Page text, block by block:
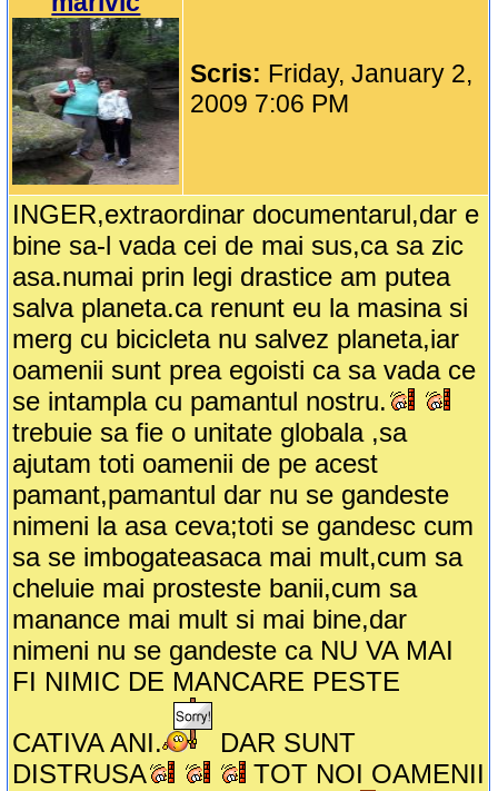
Scris: Friday, January 2,
2009 7:06 PM
INGER,extraordinar documentarul,dar e
bine sa-l vada cei de mai sus,ca sa zic
asa.numai prin legi drastice am putea
salva planeta.ca renunt eu la masina si
merg cu bicicleta nu salvez planeta,iar
oamenii sunt prea egoisti ca sa vada ce
se intampla cu pamantul nostru.
trebuie sa fie o unitate globala ,sa
ajutam toti oamenii de pe acest
pamant,pamantul dar nu se gandeste
nimeni la asa ceva;toti se gandesc cum
sa se imbogateasaca mai mult,cum sa
cheluie mai prosteste banii,cum sa
manance mai mult si mai bine,dar
nimeni nu se gandeste ca NU VA MAI
FI NIMIC DE MANCARE PESTE
CATIVA ANI.
DAR SUNT
DISTRUSA
TOT NOI OAMENII